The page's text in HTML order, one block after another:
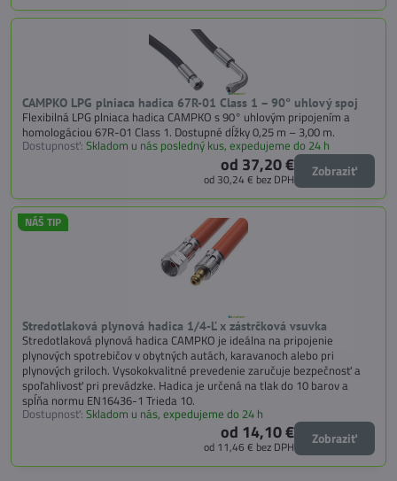
CAMPKO LPG plniaca hadica 67R-01 Class 1 – 90° uhlový spoj
Flexibilná LPG plniaca hadica CAMPKO s 90° uhlovým pripojením a
homologáciou 67R-01 Class 1. Dostupné dĺžky 0,25 m – 3,00 m.
Dostupnosť: Skladom u nás posledný kus, expedujeme do 24 h
od 37,20 €
od 30,24 € bez DPH Zobraziť
Stredotlaková plynová hadica 1/4-Ľ x zástrčková vsuvka
NÁŠ TIP
Stredotlaková plynová hadica CAMPKO je ideálna na pripojenie
plynových spotrebičov v obytných autách, karavanoch alebo pri
plynových griloch. Vysokokvalitné prevedenie zaručuje bezpečnosť a
spoľahlivosť pri prevádzke. Hadica je určená na tlak do 10 barov a
spĺňa normu EN16436-1 Trieda 10.
Dostupnosť: Skladom u nás, expedujeme do 24 h
od 14,10 €
od 11,46 € bez DPH Zobraziť